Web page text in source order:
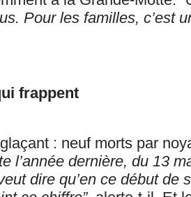
Pour les familles, c’est
frappent
: neuf morts par
l’année dernière, du 13
dire qu’en ce début de